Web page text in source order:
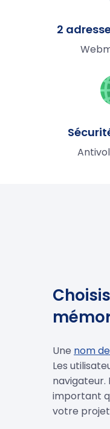
2
Antivol
Une nom
Les
navigateur.
important
votre